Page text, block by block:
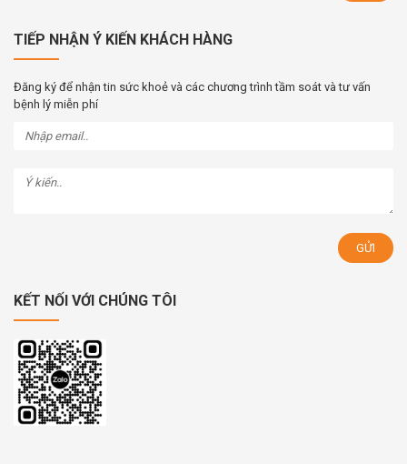
TIẾP NHẬN Ý KIẾN KHÁCH HÀNG
Đăng ký để nhận tin sức khoẻ và các chương trình tầm soát và tư vấn
bệnh lý miễn phí
KẾT NỐI VỚI CHÚNG TÔI